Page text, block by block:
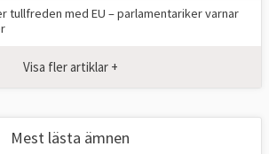
tullfreden med EU – parlamentariker ⁠varnar
Visa fler artiklar +
Mest lästa ämnen